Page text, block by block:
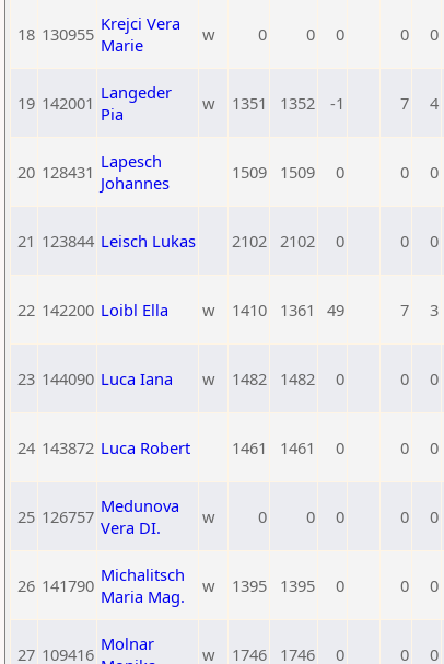
18 130955 Krejci Vera
Marie
w 0 0 0 0 0
19 142001 Langeder
Pia
w 1351 1352 -1 7 4
20 128431 Lapesch
Johannes
1509 1509 0 0 0
21 123844 Leisch Lukas 2102 2102 0 0 0
22 142200 Loibl Ella w 1410 1361 49 7 3
23 144090 Luca Iana w 1482 1482 0 0 0
24 143872 Luca Robert 1461 1461 0 0 0
25 126757 Medunova
Vera DI.
w 0 0 0 0 0
26 141790 Michalitsch
Maria Mag.
w 1395 1395 0 0 0
27 109416 Molnar
w 1746 1746 0 0 0